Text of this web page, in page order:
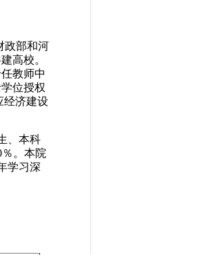
政部和河
高校。
教师中
位授权
经济建设
、本科
。本院
学习深